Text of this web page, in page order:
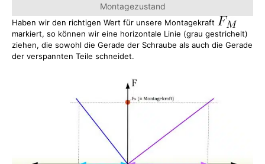
Montagezustand
Haben wir den richtigen Wert für unsere Montagekraft
markiert, so können wir eine horizontale Linie (grau gestrichelt)
ziehen, die sowohl die Gerade der Schraube als auch die Gerade
der verspannten Teile schneidet.